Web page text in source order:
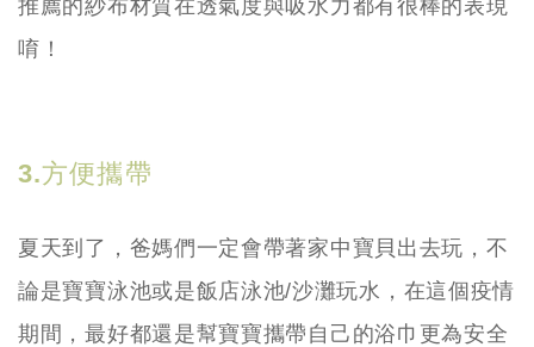
推薦的紗布材質在透氣度與吸水力都有很棒的表現
唷！
3.方便攜帶
夏天到了，爸媽們一定會帶著家中寶貝出去玩，不
論是寶寶泳池或是飯店泳池/沙灘玩水，在這個疫情
期間，最好都還是幫寶寶攜帶自己的浴巾更為安全